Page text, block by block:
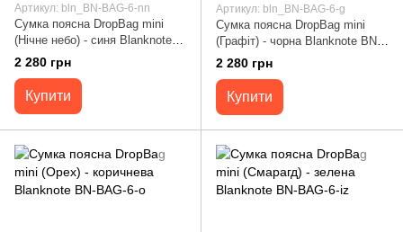
Артикул: bln_BN-BAG-6-nn
Сумка поясна DropBag mini
(Нічне небо) - синя Blanknote
BN-BAG-6-nn
2 280 грн
Купити
Артикул: bln_BN-BAG-6-g
Сумка поясна DropBag minі
(Графіт) - чорна Blanknote BN-
BAG-6-g
2 280 грн
Купити